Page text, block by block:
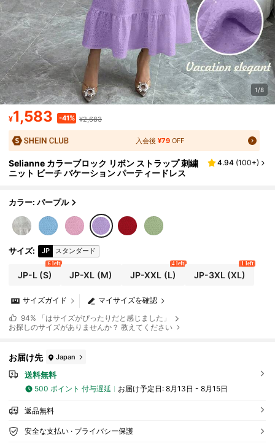
1/8
¥1,583 -41% ¥2,683
入会後¥79 OFF
Selianne カラーブロック リボン ストラップ 刺繍
ニット ビーチ バケーション パーティードレス
4.94 (100+)
カラー: パープル
サイズ: JP スタンダード
JP-L(S)
6 left
JP-XL (M) JP-XXL (L)
4 left
JP-3XL(XL)
1 left
マイサイズを確認
サイズガイド
94% 「はサイズがぴったりだと感じました」
お探しのサイズがありませんか？ 教えてください
お届け先 Japan
送料無料
500 ポイント 付与遅延 お届け予定日: 8月13日 - 8月15日
返品無料
安全な支払い · プライバシー保護